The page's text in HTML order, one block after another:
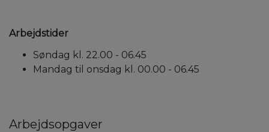
Arbejdstider
Søndag kl. 22.00 - 06.45
Mandag til onsdag kl. 00.00 - 06.45
Arbejdsopgaver